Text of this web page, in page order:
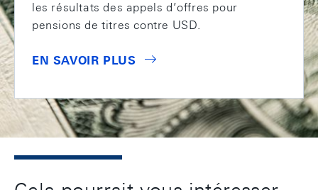
les résultats des appels d’offres pour
pensions de titres contre USD.
EN SAVOIR PLUS